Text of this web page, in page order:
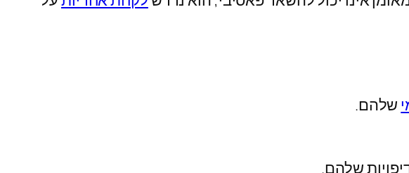
שלהם.
שלהם.